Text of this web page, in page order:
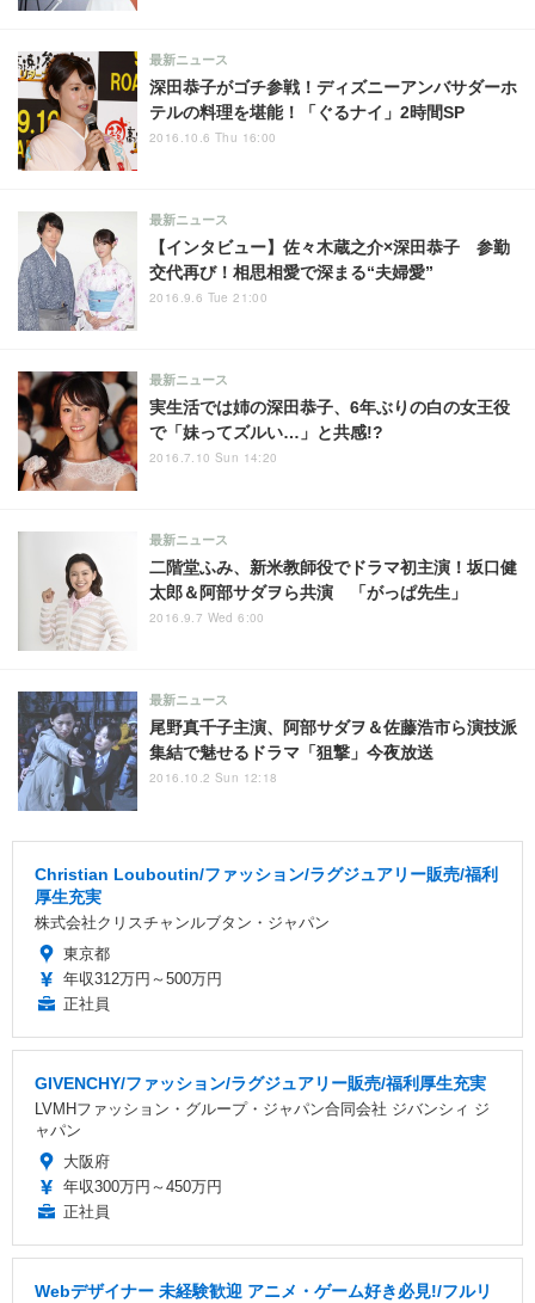
深田恭子がゴチ参戦！ディズニーアンバサダーホ
テルの料理を堪能！「ぐるナイ」2時間SP
最新ニュース
2016.10.6 Thu 16:00
【インタビュー】佐々木蔵之介×深田恭子 参勤
交代再び！相思相愛で深まる“夫婦愛”
最新ニュース
2016.9.6 Tue 21:00
実生活では姉の深田恭子、6年ぶりの白の女王役
で「妹ってズルい…」と共感!?
最新ニュース
2016.7.10 Sun 14:20
二階堂ふみ、新米教師役でドラマ初主演！坂口健
太郎＆阿部サダヲら共演 「がっぱ先生」
最新ニュース
2016.9.7 Wed 6:00
尾野真千子主演、阿部サダヲ＆佐藤浩市ら演技派
集結で魅せるドラマ「狙撃」今夜放送
最新ニュース
2016.10.2 Sun 12:18
Christian Louboutin/ファッション/ラグジュアリー販売/福利
厚生充実
株式会社クリスチャンルブタン・ジャパン
東京都
年収312万円～500万円
正社員
GIVENCHY/ファッション/ラグジュアリー販売/福利厚生充実
LVMHファッション・グループ・ジャパン合同会社 ジバンシィ ジ
ャパン
大阪府
年収300万円～450万円
正社員
Webデザイナー 未経験歓迎 アニメ・ゲーム好き必見!/フルリ